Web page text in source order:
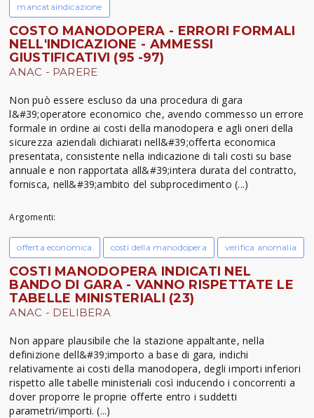
mancataindicazione
COSTO MANODOPERA - ERRORI FORMALI
NELL'INDICAZIONE - AMMESSI
GIUSTIFICATIVI (95 -97)
ANAC - PARERE
Non può essere escluso da una procedura di gara
l&#39;operatore economico che, avendo commesso un errore
formale in ordine ai costi della manodopera e agli oneri della
sicurezza aziendali dichiarati nell&#39;offerta economica
presentata, consistente nella indicazione di tali costi su base
annuale e non rapportata all&#39;intera durata del contratto,
fornisca, nell&#39;ambito del subprocedimento (...)
Argomenti:
offerta economica costi della manodopera verifica anomalia
COSTI MANODOPERA INDICATI NEL
BANDO DI GARA - VANNO RISPETTATE LE
TABELLE MINISTERIALI (23)
ANAC - DELIBERA
Non appare plausibile che la stazione appaltante, nella
definizione dell&#39;importo a base di gara, indichi
relativamente ai costi della manodopera, degli importi inferiori
rispetto alle tabelle ministeriali così inducendo i concorrenti a
dover proporre le proprie offerte entro i suddetti
parametri/importi. (...)